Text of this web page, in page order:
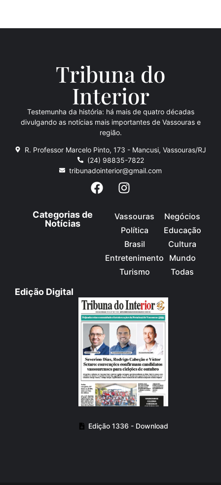
Tribuna do
Interior
Testemunha da história: há mais de quatro décadas
divulgando as notícias mais importantes de Vassouras e
região.
R. Professor Marcelo Pinto, 173 - Mancusi, Vassouras/RJ
(24) 98835-7822
tribunadointerior@gmail.com
Categorias de
Notícias
Vassouras
Política
Brasil
Entretenimento
Turismo
Negócios
Educação
Cultura
Mundo
Todas
Edição Digital
Edição 1336 - Download